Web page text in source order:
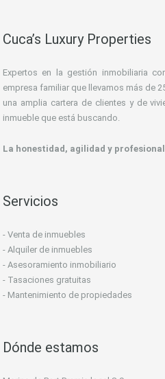
Cuca’s Luxury Properties
Expertos en la gestión inmobiliaria
empresa familiar que llevamos más de
una amplia cartera de clientes y de
inmueble que está buscando.
La honestidad, agilidad y
Servicios
- Venta de inmuebles
- Alquiler de inmuebles
- Asesoramiento inmobiliario
- Tasaciones gratuitas
- Mantenimiento de propiedades
Dónde estamos